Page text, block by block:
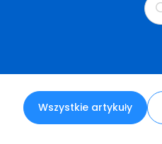
Wszystkie artykuły